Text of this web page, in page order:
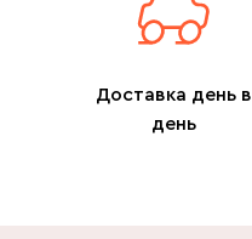
Доставка день в
день